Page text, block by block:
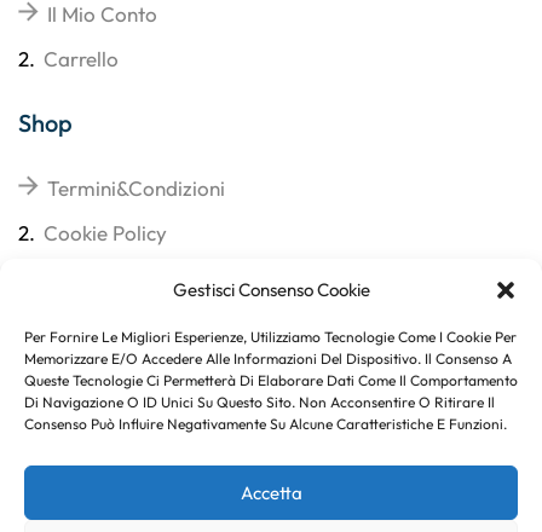
Gestisci Consenso Cookie
Per Fornire Le Migliori Esperienze, Utilizziamo Tecnologie Come I Cookie Per
Memorizzare E/o Accedere Alle Informazioni Del Dispositivo. Il Consenso A
Queste Tecnologie Ci Permetterà Di Elaborare Dati Come Il Comportamento
Di Navigazione O ID Unici Su Questo Sito. Non Acconsentire O Ritirare Il
Consenso Può Influire Negativamente Su Alcune Caratteristiche E Funzioni.
Accetta
Il Mio Conto
2. Carrello
Shop
Termini&Condizioni
2. Cookie Policy